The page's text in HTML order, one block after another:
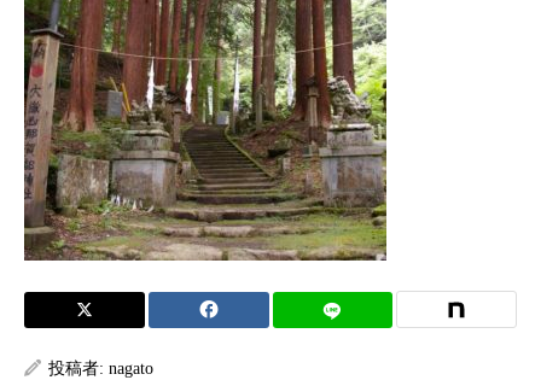
投稿者: nagato